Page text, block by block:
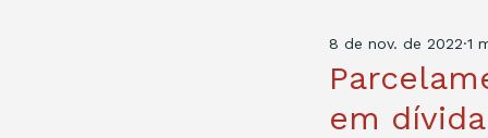
em
8 de nov. de 2022 1